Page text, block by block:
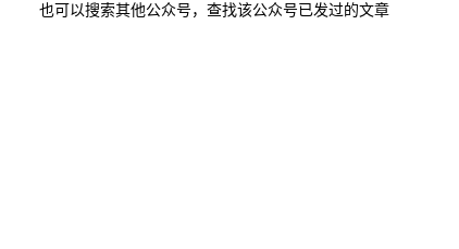
也可以搜索其他公众号，查找该公众号已发过的文章